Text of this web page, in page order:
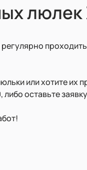
или хотите
оставьте